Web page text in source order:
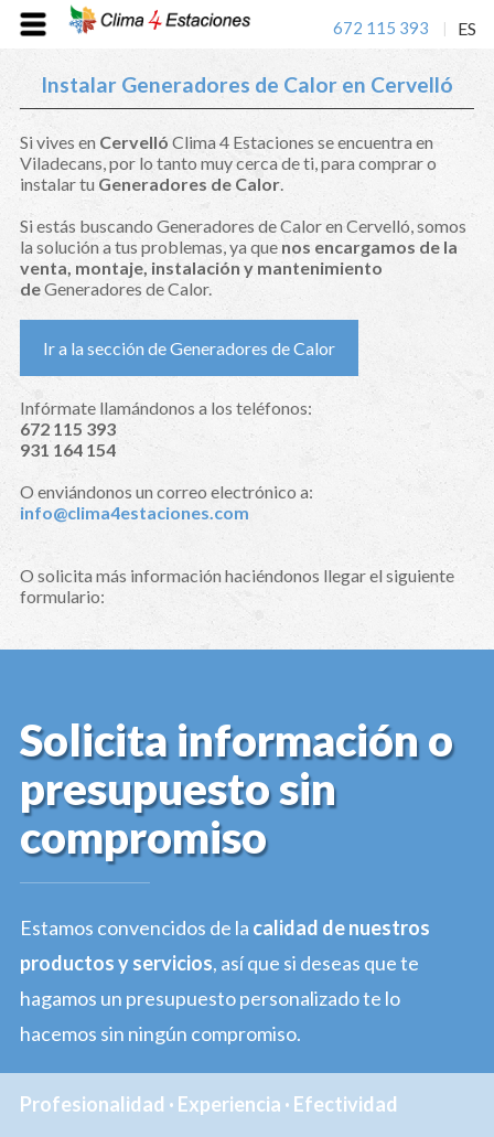
672 115 393 ES
Instalar Generadores de Calor en Cervelló
Si vives en Cervelló Clima 4 Estaciones se encuentra en
Viladecans, por lo tanto muy cerca de ti, para comprar o
instalar tu Generadores de Calor.
Si estás buscando Generadores de Calor en Cervelló, somos
la solución a tus problemas, ya que nos encargamos de la
venta, montaje, instalación y mantenimiento
deGeneradores de Calor.
Ir a la sección de Generadores de Calor
Infórmate llamándonos a los teléfonos:
672 115 393
931 164 154
O enviándonos un correo electrónico a:
info@clima4estaciones.com
O solicita más información haciéndonos llegar el siguiente
formulario:
Solicita información o
presupuesto sin
compromiso
Estamos convencidos de la calidad de nuestros
productos y servicios, así que si deseas que te
hagamos un presupuesto personalizado te lo
hacemos sin ningún compromiso.
Profesionalidad · Experiencia · Efectividad